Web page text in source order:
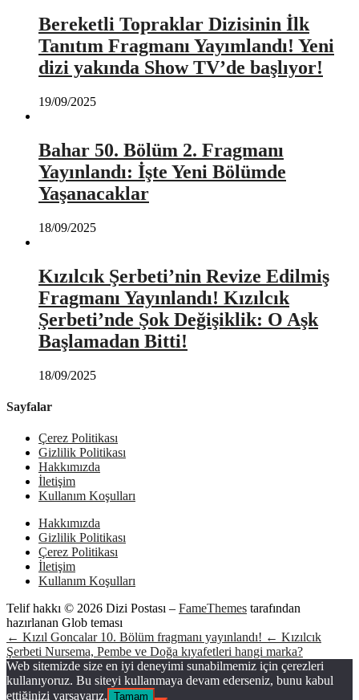
Bereketli Topraklar Dizisinin İlk
Tanıtım Fragmanı Yayımlandı! Yeni
dizi yakında Show TV’de başlıyor!
19/09/2025
Bahar 50. Bölüm 2. Fragmanı
Yayınlandı: İşte Yeni Bölümde
Yaşanacaklar
18/09/2025
Kızılcık Şerbeti’nin Revize Edilmiş
Fragmanı Yayınlandı! Kızılcık
Şerbeti’nde Şok Değişiklik: O Aşk
Başlamadan Bitti!
18/09/2025
Sayfalar
Çerez Politikası
Gizlilik Politikası
Hakkımızda
İletişim
Kullanım Koşulları
Hakkımızda
Gizlilik Politikası
Çerez Politikası
İletişim
Kullanım Koşulları
Telif hakkı © 2026 Dizi Postası – FameThemes tarafından
hazırlanan Glob teması
← Kızıl Goncalar 10. Bölüm fragmanı yayınlandı! ← Kızılcık
Şerbeti Nursema, Pembe ve Doğa kıyafetleri hangi marka?
Web sitemizde size en iyi deneyimi sunabilmemiz için çerezleri
kullanıyoruz. Bu siteyi kullanmaya devam ederseniz, bunu kabul
ettiğinizi varsayarız. Tamam